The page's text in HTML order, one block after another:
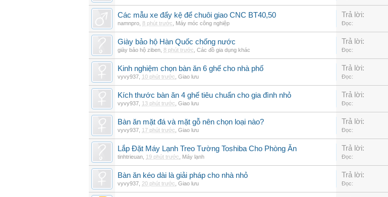
Các mẫu xe đẩy kệ để chuôi giao CNC BT40,50
namnpro 8 phút trước Máy móc công nghiệp
Trả lời:
Đọc:
Giày bảo hộ Hàn Quốc chống nước
giày bảo hộ ziben 8 phút trước Các đồ gia dụng khác
Trả lời:
Đọc:
Kinh nghiệm chọn bàn ăn 6 ghế cho nhà phố
vyvy937 10 phút trước Giao lưu
Trả lời:
Đọc:
Kích thước bàn ăn 4 ghế tiêu chuẩn cho gia đình nhỏ
vyvy937 13 phút trước Giao lưu
Trả lời:
Đọc:
Bàn ăn mặt đá và mặt gỗ nên chọn loại nào?
vyvy937 17 phút trước Giao lưu
Trả lời:
Đọc:
Lắp Đặt Máy Lạnh Treo Tường Toshiba Cho Phòng Ăn
tinhtrieuan 19 phút trước Máy lạnh
Trả lời:
Đọc:
Bàn ăn kéo dài là giải pháp cho nhà nhỏ
vyvy937 20 phút trước Giao lưu
Trả lời:
Đọc: